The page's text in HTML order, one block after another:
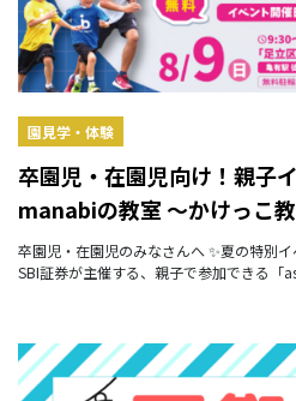
園見学・体験
卒園児・在園児向け！親子
manabiの教室 〜かけっこ
のご案内【HOPPA京成小岩
卒園児・在園児のみなさんへ ✨夏の特別
SBI証券が主催する、親子で参加できる「